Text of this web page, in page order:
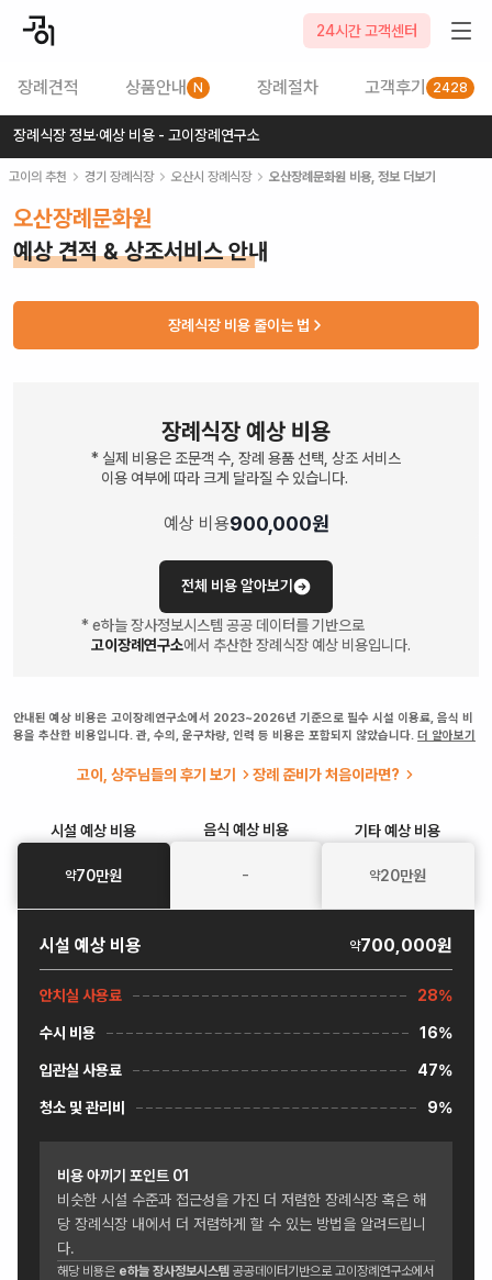
24시간 고객센터
장례견적 상품안내 N 장례절차 고객후기 2428
장례식장 정보·예상 비용 - 고이장례연구소
고이의 추천 경기 장례식장 오산시 장례식장 오산장례문화원 비용, 정보 더보기
오산장례문화원
예상 견적 & 상조서비스 안내
장례식장 비용 줄이는 법
장례식장 예상 비용
* 실제 비용은 조문객 수, 장례 용품 선택, 상조 서비스
이용 여부에 따라 크게 달라질 수 있습니다.
예상 비용900,000원
전체 비용 알아보기
* e하늘 장사정보시스템 공공 데이터를 기반으로
고이장례연구소에서 추산한 장례식장 예상 비용입니다.
안내된 예상 비용은 고이장례연구소에서 2023~2026년 기준으로 필수 시설 이용료, 음식 비
용을 추산한 비용입니다. 관, 수의, 운구차량, 인력 등 비용은 포함되지 않았습니다. 더 알아보기
고이, 상주님들의 후기 보기 장례 준비가 처음이라면?
시설 예상 비용
약70만원
음식 예상 비용
-
기타예상 비용
약20만원
시설 예상 비용 약700,000원
안치실 사용료 28%
수시 비용 16%
입관실 사용료 47%
청소 및 관리비 9%
비용 아끼기 포인트 01
비슷한 시설 수준과 접근성을 가진 더 저렴한 장례식장 혹은 해
당 장례식장 내에서 더 저렴하게 할 수 있는 방법을 알려드립니
다.
해당 비용은 e하늘 장사정보시스템 공공데이터기반으로 고이장례연구소에서